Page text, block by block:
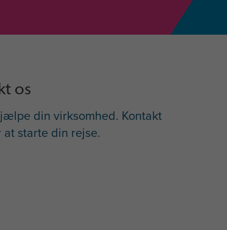
os
din virksomhed. Kontakt
at starte din rejse.